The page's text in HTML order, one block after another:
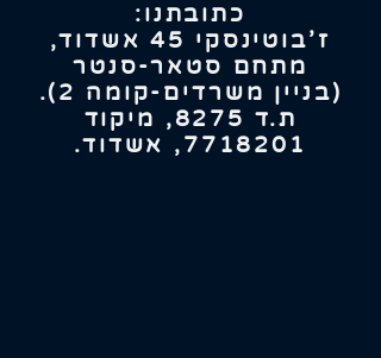
כתובתנו:
ז'בוטינסקי 45 אשדוד,
מתחם סטאר-סנטר
(בניין משרדים-קומה 2).
ת.ד 8275, מיקוד
7718201, אשדוד.